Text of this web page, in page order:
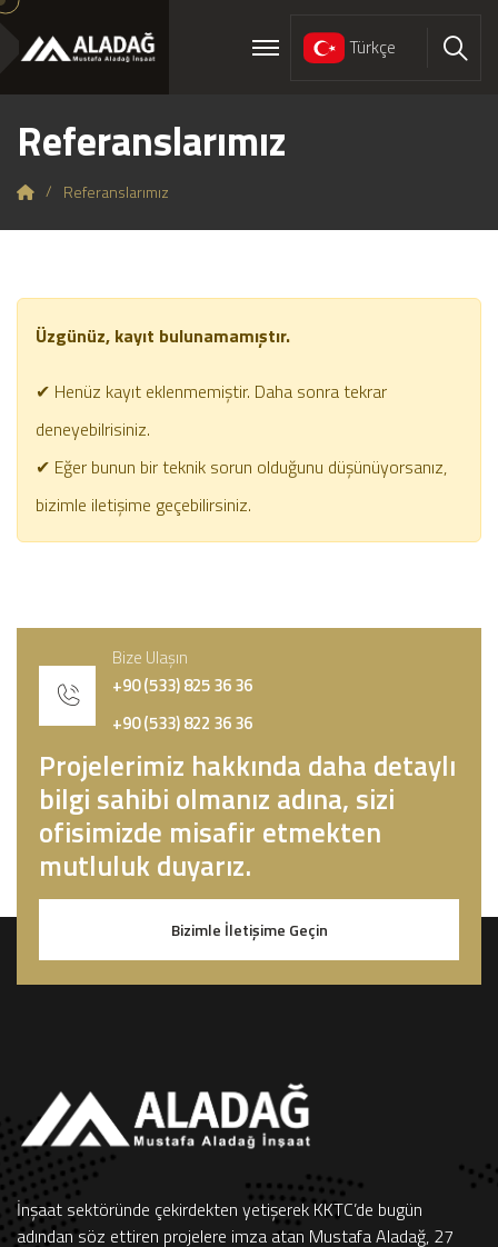
Türkçe Ara
Referanslarımız
Referanslarımız
Üzgünüz, kayıt bulunamamıştır.
✔ Henüz kayıt eklenmemiştir. Daha sonra tekrar
deneyebilrisiniz.
✔ Eğer bunun bir teknik sorun olduğunu düşünüyorsanız,
bizimle iletişime geçebilirsiniz.
Bize Ulaşın
+90 (533) 825 36 36
+90 (533) 822 36 36
Projelerimiz hakkında daha detaylı
bilgi sahibi olmanız adına, sizi
ofisimizde misafir etmekten
mutluluk duyarız.
Bizimle İletişime Geçin
İnşaat sektöründe çekirdekten yetişerek KKTC’de bugün
adından söz ettiren projelere imza atan Mustafa Aladağ, 27